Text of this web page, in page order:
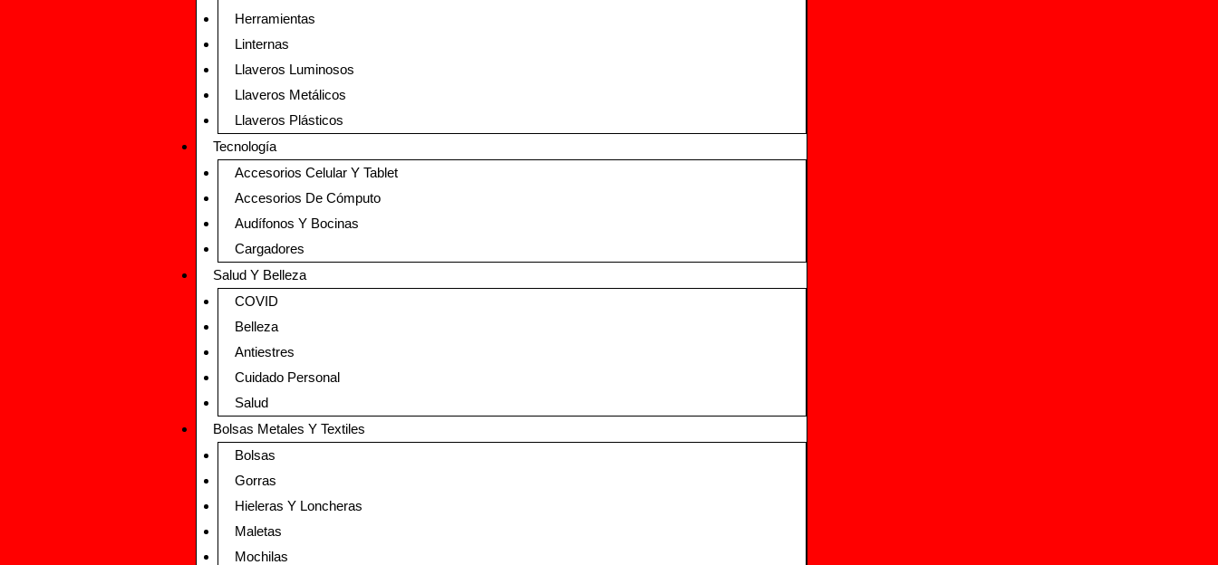
Herramientas
Linternas
Llaveros Luminosos
Llaveros Metálicos
Llaveros Plásticos
Tecnología
Accesorios Celular Y Tablet
Accesorios De Cómputo
Audífonos Y Bocinas
Cargadores
Salud Y Belleza
COVID
Belleza
Antiestres
Cuidado Personal
Salud
Bolsas Metales Y Textiles
Bolsas
Gorras
Hieleras Y Loncheras
Maletas
Mochilas